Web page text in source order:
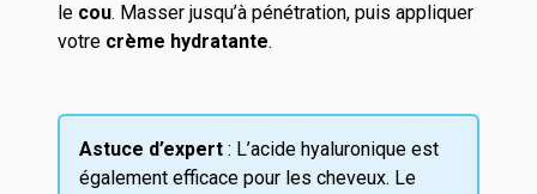
le cou. Masser jusqu’à pénétration, puis appliquer
votre crème hydratante.
Astuce d’expert : L’acide hyaluronique est
également efficace pour les cheveux. Le